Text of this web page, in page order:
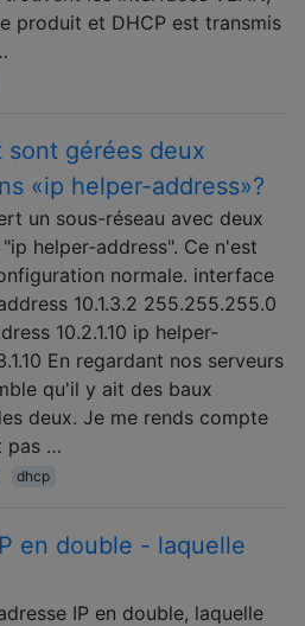
produit et DHCP est transmis
sont gérées deux
«ip helper-address»?
un sous-réseau avec deux
helper-address". Ce n'est
normale. interface
10.1.3.2 255.255.255.0
10.2.1.10 ip helper-
En regardant nos serveurs
qu'il y ait des baux
deux. Je me rends compte
pas …
dhcp
en double - laquelle
IP en double, laquelle